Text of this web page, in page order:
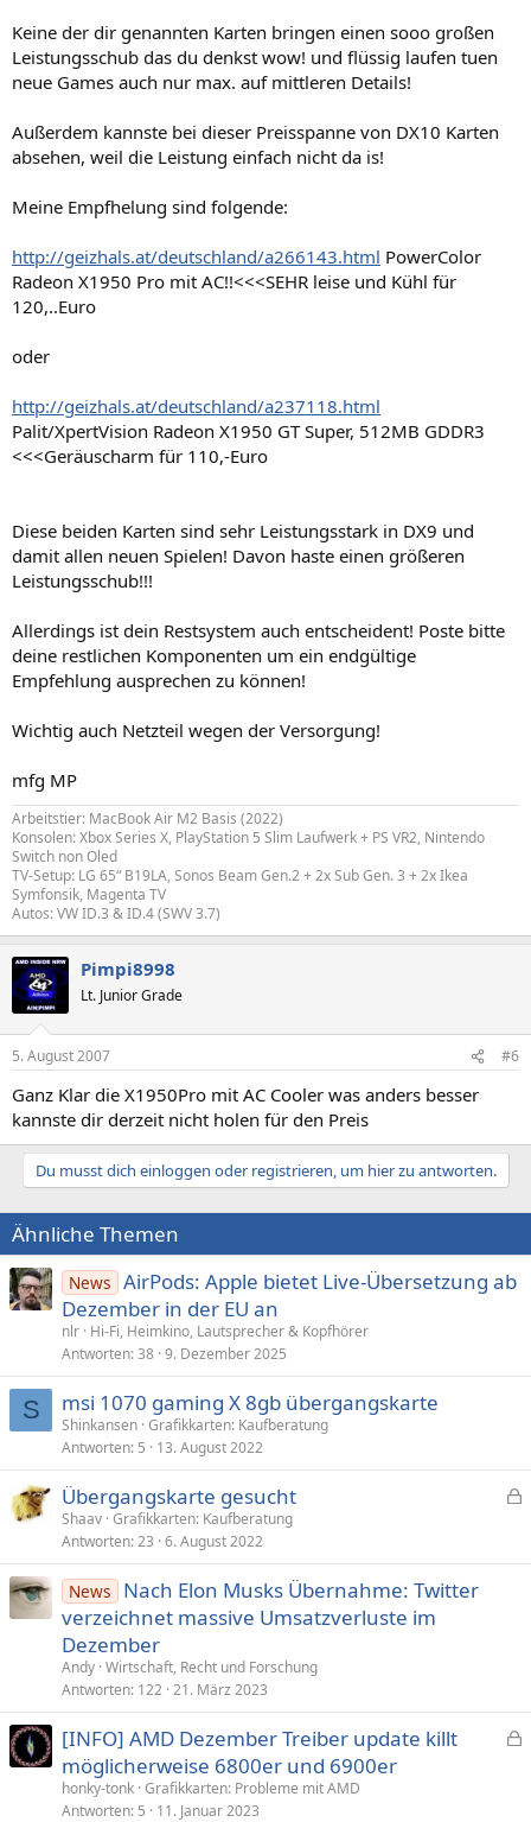
Keine der dir genannten Karten bringen einen sooo großen
Leistungsschub das du denkst wow! und flüssig laufen tuen
neue Games auch nur max. auf mittleren Details!
Außerdem kannste bei dieser Preisspanne von DX10 Karten
absehen, weil die Leistung einfach nicht da is!
Meine Empfhelung sind folgende:
http://geizhals.at/deutschland/a266143.html PowerColor
Radeon X1950 Pro mit AC!!<<<SEHR leise und Kühl für
120,..Euro
oder
http://geizhals.at/deutschland/a237118.html
Palit/XpertVision Radeon X1950 GT Super, 512MB GDDR3
<<<Geräuscharm für 110,-Euro
Diese beiden Karten sind sehr Leistungsstark in DX9 und
damit allen neuen Spielen! Davon haste einen größeren
Leistungsschub!!!
Allerdings ist dein Restsystem auch entscheident! Poste bitte
deine restlichen Komponenten um ein endgültige
Empfehlung ausprechen zu können!
Wichtig auch Netzteil wegen der Versorgung!
mfg MP
Arbeitstier: MacBook Air M2 Basis (2022)
Konsolen: Xbox Series X, PlayStation 5 Slim Laufwerk + PS VR2, Nintendo
Switch non Oled
TV-Setup: LG 65“ B19LA, Sonos Beam Gen.2 + 2x Sub Gen. 3 + 2x Ikea
Symfonsik, Magenta TV
Autos: VW ID.3 & ID.4 (SWV 3.7)
Pimpi8998
Lt. Junior Grade
5. August 2007 #6
Ganz Klar die X1950Pro mit AC Cooler was anders besser
kannste dir derzeit nicht holen für den Preis
Du musst dich einloggen oder registrieren, um hier zu antworten.
Ähnliche Themen
News AirPods: Apple bietet Live-Übersetzung ab
Dezember in der EU an
nlr Hi-Fi, Heimkino, Lautsprecher & Kopfhörer
Antworten 38 9. Dezember 2025
S msi 1070 gaming X 8gb übergangskarte
Shinkansen Grafikkarten: Kaufberatung
Antworten 5 13. August 2022
p
Übergangskarte gesucht
Shaav Grafikkarten: Kaufberatung
Antworten 23 6. August 2022
News
Nach Elon Musks Übernahme: Twitter
verzeichnet massive Umsatzverluste im
Dezember
Andy Wirtschaft, Recht und Forschung
Antworten 122 21. März 2023
[INFO] AMD Dezember Treiber update killt
möglicherweise 6800er und 6900er
honky-tonk Grafikkarten: Probleme mit AMD
Antworten 5 11. Januar 2023